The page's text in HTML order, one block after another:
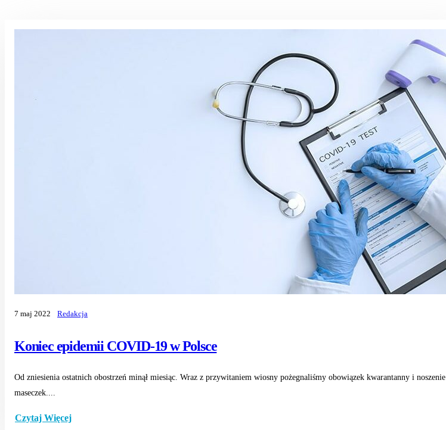
Koniec epidemii COVID-19 w Polsce
7 maj 2022 Redakcja
Od zniesienia ostatnich obostrzeń minął miesiąc. Wraz z przywitaniem wiosny pożegnaliśmy obowiązek kwarantanny i noszenie
maseczek....
Czytaj Więcej